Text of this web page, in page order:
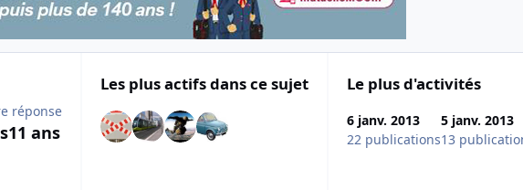
réponse
11 ans
Les plus actifs dans ce sujet Le plus d'activités
6 janv. 2013
22 publications
5 janv. 2013
13